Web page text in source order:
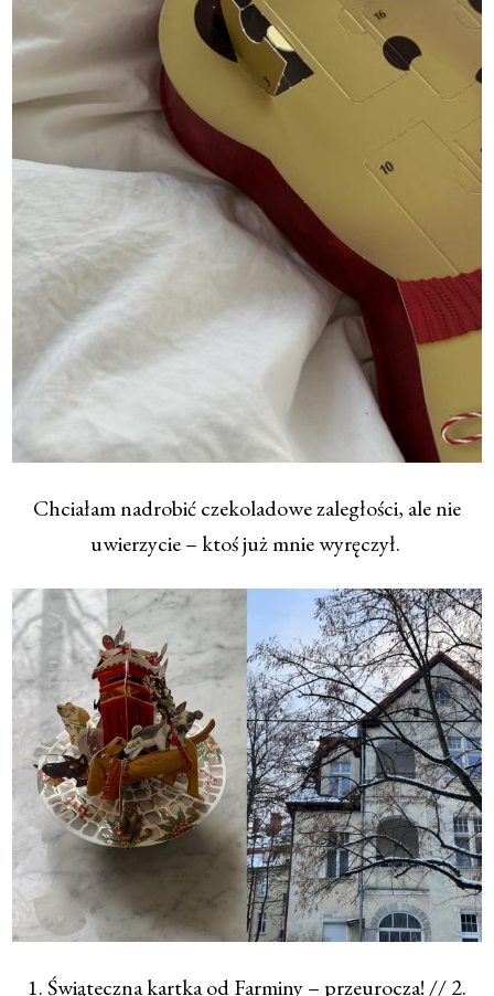
Chciałam nadrobić czekoladowe zaległości, ale nie
uwierzycie – ktoś już mnie wyręczył.
1. Świąteczna kartka od Farminy – przeurocza! // 2.